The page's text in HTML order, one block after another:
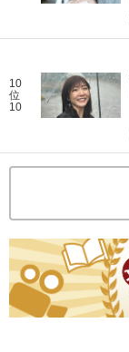
10
位
10